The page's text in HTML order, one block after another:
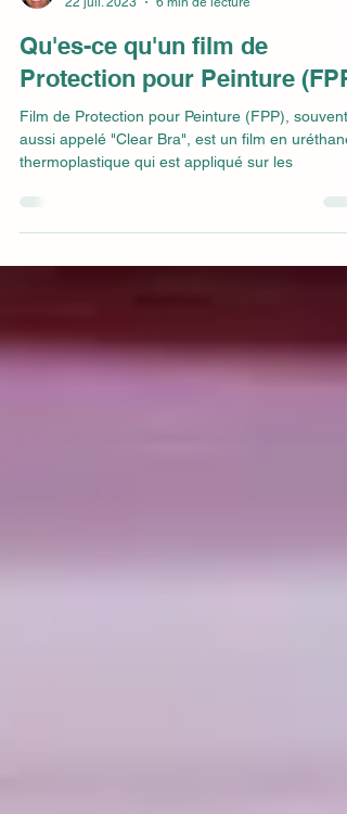
Francois Raymond
22 juil. 2023
6 min de lecture
Qu'es-ce qu'un film de
Protection pour Peinture
Film de Protection pour Peinture (FPP), souvent